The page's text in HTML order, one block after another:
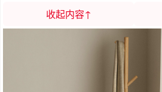
收起内容↑